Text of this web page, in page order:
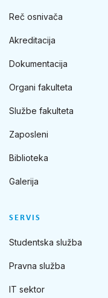
Reč osnivača
Akreditacija
Dokumentacija
Organi fakulteta
Službe fakulteta
Zaposleni
Biblioteka
Galerija
SERVIS
Studentska služba
Pravna služba
IT sektor